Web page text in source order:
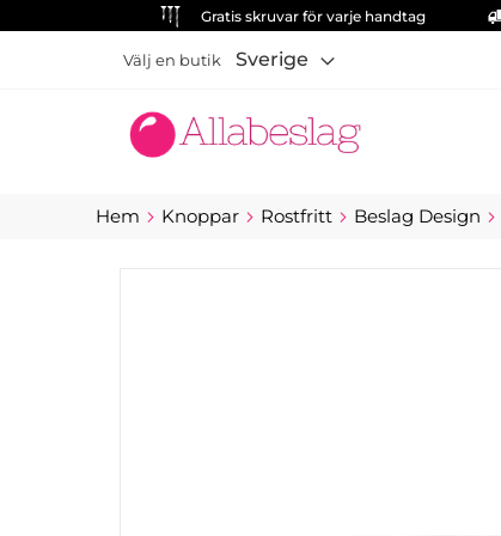
Gratis skruvar för varje handtag
Välj en butik Sverige
Hem Knoppar Rostfritt Beslag Design